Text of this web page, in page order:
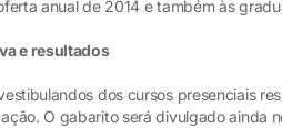
anual de 2014 e também às
e resultados
dos cursos presenciais
O gabarito será divulgado ainda